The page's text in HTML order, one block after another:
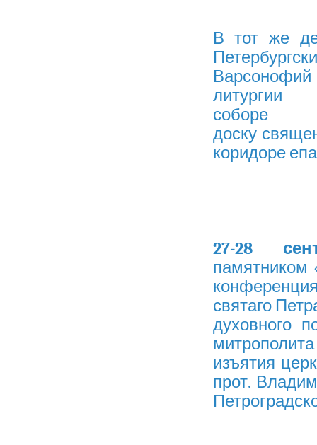
В тот же
соборе
доску
коридоре
27-28
памятником
святаго
духовного
изъятия
прот.